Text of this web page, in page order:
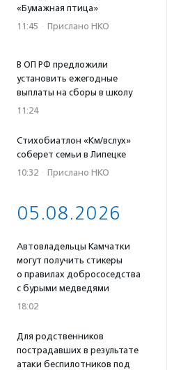
«Бумажная птица»
11:45 · Прислано НКО
В ОП РФ предложили
установить ежегодные
выплаты на сборы в школу
11:24
Стихобиатлон «Км/вслух»
соберет семьи в Липецке
10:32 · Прислано НКО
05.08.2026
Автовладельцы Камчатки
могут получить стикеры
о правилах добрососедства
с бурыми медведями
18:02
Для родственников
пострадавших в результате
атаки беспилотников под